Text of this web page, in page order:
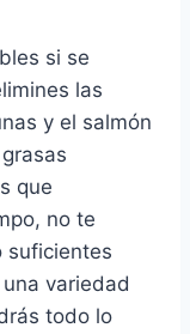
si se
las
y el salmón
que
no te
suficientes
variedad
todo lo